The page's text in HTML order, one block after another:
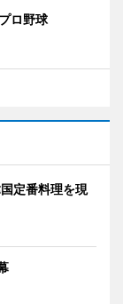
ロ野球
定番料理を現